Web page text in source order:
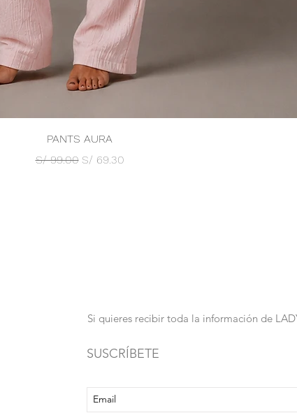
Vista rápida
PANTS AURA
Precio
S/ 99.00 Precio de oferta
S/ 69.30
Si quieres recibir toda la información de
SUSCRÍBETE